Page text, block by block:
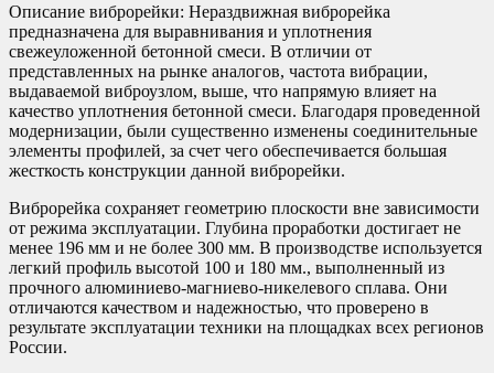
Описание виброрейки: Нераздвижная виброрейка
предназначена для выравнивания и уплотнения
свежеуложенной бетонной смеси. В отличии от
представленных на рынке аналогов, частота вибрации,
выдаваемой виброузлом, выше, что напрямую влияет на
качество уплотнения бетонной смеси. Благодаря проведенной
модернизации, были существенно изменены соединительные
элементы профилей, за счет чего обеспечивается большая
жесткость конструкции данной виброрейки.
Виброрейка сохраняет геометрию плоскости вне зависимости
от режима эксплуатации. Глубина проработки достигает не
менее 196 мм и не более 300 мм. В производстве используется
легкий профиль высотой 100 и 180 мм., выполненный из
прочного алюминиево-магниево-никелевого сплава. Они
отличаются качеством и надежностью, что проверено в
результате эксплуатации техники на площадках всех регионов
России.